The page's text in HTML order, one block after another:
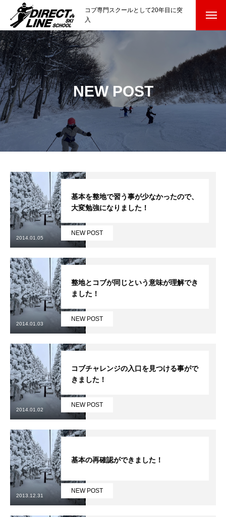
コブ専門スクールとして20年目に突
入
スクールについて知る
コンセプトと開催スキー場
参加までの流れ
レッスン料金
参加費のお支払い
スキー場から選ぶ Ski Area
尾瀬岩鞍
鷲ヶ岳＆高鷲スノーパーク
宮城山形
岩手高原
レッスンテーマから選ぶ
初級1
初級2
中級1
中級2
特別講座
PV
NEW POST
NEW POST
基本を整地で習う事が少なかったので、
大変勉強になりました！
2014.01.05
NEW POST
整地とコブが同じという意味が理解でき
ました！
2014.01.03
NEW POST
コブチャレンジの入口を見つける事がで
きました！
2014.01.02
NEW POST
基本の再確認ができました！
2013.12.31